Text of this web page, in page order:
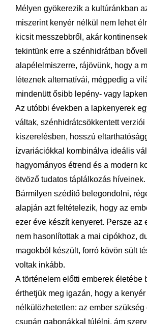
Mélyen gyökerezik a kultúránkban
miszerint kenyér nélkül nem lehet
kicsit messzebbről, akár
tekintünk erre a szénhidrátban
alapélelmiszerre, rájövünk, hogy a
léteznek alternatívái, mégpedig a
mindenütt ősibb lepény- vagy
Az utóbbi években a lapkenyerek
váltak, szénhidrátcsökkentett verziói
kiszerelésben, hosszú
ízvariációkkal kombinálva ideális
hagyományos étrend és a modern
ötvöző tudatos táplálkozás híveinek.
Bármilyen szédítő belegondolni,
alapján azt feltételezik, hogy az
ezer éve készít kenyeret. Persze az
nem hasonlítottak a mai cipókhoz,
magokból készült, forró kövön sült
voltak inkább.
A történelem előtti emberek életébe
érthetjük meg igazán, hogy a kenyér
nélkülözhetetlen: az ember szükség
csupán gabonákkal túlélni, ám